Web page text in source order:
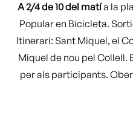
A 2/4 de 10 del matía la
Popular en Bicicleta.
Itinerari: Sant Miquel, el
Miquel de nou pel Collell.
per als participants.